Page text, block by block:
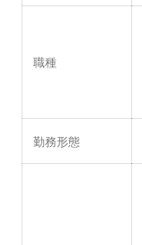
職種
勤務形態